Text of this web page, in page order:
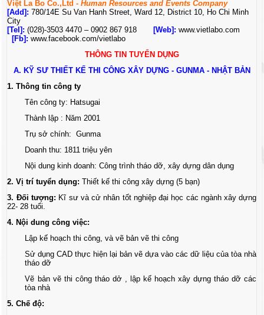
Việt La Bo Co.,Ltd -Human Resources and Events Company
[Add]:780/14E Su Van Hanh Street, Ward 12, District 10, Ho Chi Minh
City
[Tel]:(028)-3503 4470 – 0902 867 918 [Web]: www.vietlabo.com
[Fb]: www.facebook.com/vietlabo
THÔNG TIN TUYỂN DỤNG
A. KỸ SƯ THIẾT KẾ THI CÔNG XÂY DỰNG - GUNMA - NHẬT BẢN
1. Thông tin công ty
Tên công ty: Hatsugai
Thành lập : Năm 2001
Trụ sở chính: Gunma
Doanh thu: 1811 triệu yên
Nội dung kinh doanh: Công trình tháo dỡ, xây dựng dân dụng
2. Vị trí tuyển dụng: Thiết kế thi công xây dựng (5 bạn)
3. Đối tượng: Kĩ sư và cử nhân tốt nghiệp đại học các ngành xây dựng
22- 28 tuổi.
4. Nội dung công việc:
Lập kế hoạch thi công, và vẽ bản vẽ thi công
Sử dụng CAD thực hiện lại bản vẽ dựa vào các dữ liệu của tòa nhà
tháo dỡ
Vẽ bản vẽ thi công tháo dở , lập kế hoạch xây dựng tháo dỡ các
tòa nhà
5. Chế độ: